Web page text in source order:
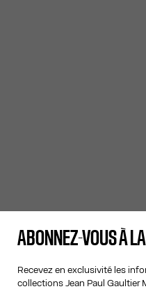
ABONNEZ-VOUS À
Recevez en exclusivité les
collections Jean Paul Gaultier